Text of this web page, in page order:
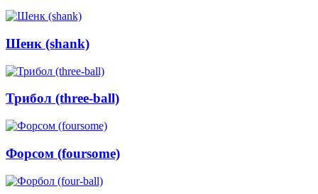
Шенк (shank)
Трибол (three-ball)
Форсом (foursome)